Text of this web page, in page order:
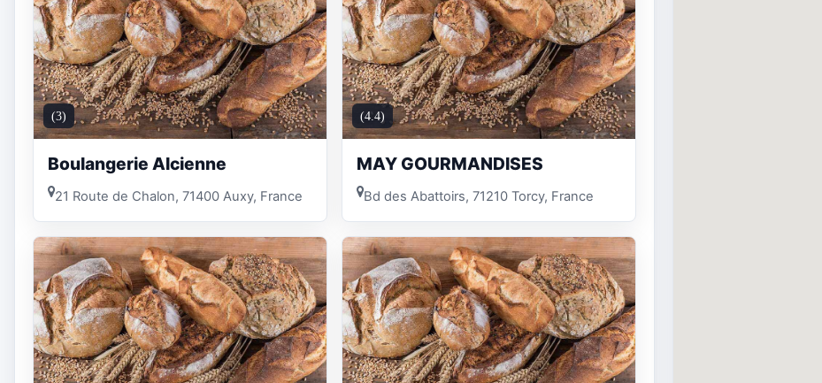
(3)
Boulangerie Alcienne
21 Route de Chalon, 71400 Auxy, France
(4.4)
MAY GOURMANDISES
Bd des Abattoirs, 71210 Torcy, France